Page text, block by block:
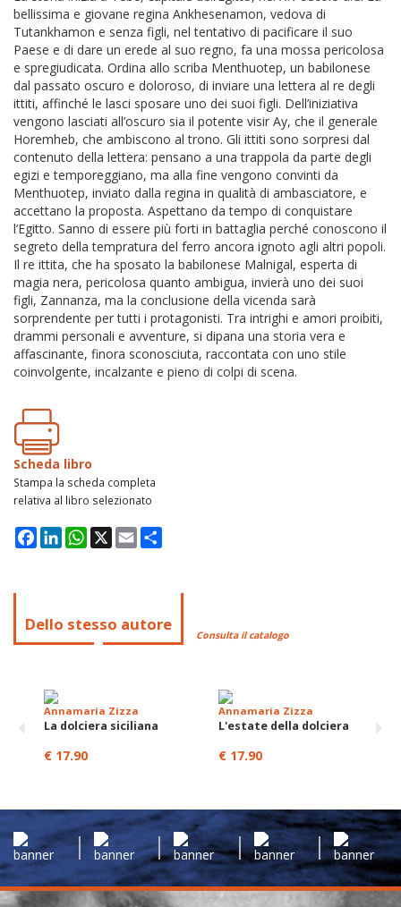
bellissima e giovane regina Ankhesenamon, vedova di
Tutankhamon e senza figli, nel tentativo di pacificare il suo
Paese e di dare un erede al suo regno, fa una mossa pericolosa
e spregiudicata. Ordina allo scriba Menthuotep, un babilonese
dal passato oscuro e doloroso, di inviare una lettera al re degli
ittiti, affinché le lasci sposare uno dei suoi figli. Dell’iniziativa
vengono lasciati all’oscuro sia il potente visir Ay, che il generale
Horemheb, che ambiscono al trono. Gli ittiti sono sorpresi dal
contenuto della lettera: pensano a una trappola da parte degli
egizi e temporeggiano, ma alla fine vengono convinti da
Menthuotep, inviato dalla regina in qualità di ambasciatore, e
accettano la proposta. Aspettano da tempo di conquistare
l’Egitto. Sanno di essere più forti in battaglia perché conoscono il
segreto della tempratura del ferro ancora ignoto agli altri popoli.
Il re ittita, che ha sposato la babilonese Malnigal, esperta di
magia nera, pericolosa quanto ambigua, invierà uno dei suoi
figli, Zannanza, ma la conclusione della vicenda sarà
sorprendente per tutti i protagonisti. Tra intrighi e amori proibiti,
drammi personali e avventure, si dipana una storia vera e
affascinante, finora sconosciuta, raccontata con uno stile
coinvolgente, incalzante e pieno di colpi di scena.
Scheda libro
Stampa la scheda completa
relativa al libro selezionato
Facebook
LinkedInWhatsApp
X Email
Dello stesso autore
Consulta il catalogo
Annamaria Zizza
La dolciera siciliana
€ 17.90
Annamaria Zizza
L'estate della dolciera
€ 17.90